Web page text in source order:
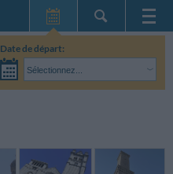
Page d'Accueil
Mes réservations
InItalia Club
Date de départ:
Sélectionnez...